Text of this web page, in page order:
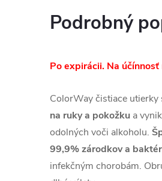
Podrobný
Po expirácii. Na účínnosť
ColorWay čistiace utierky
na ruky a pokožku a
odolných voči alkoholu.
99,9% zárodkov a
infekčným chorobám.